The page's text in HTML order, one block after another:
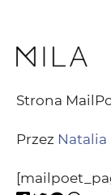
Strona
Przez Natalia